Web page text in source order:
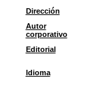
Dirección
Autor
corporativo
Editorial
Idioma